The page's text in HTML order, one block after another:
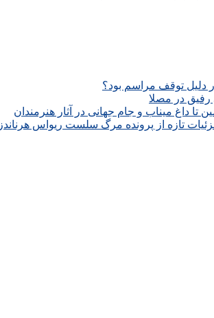
دلیل توقف مراسم بود؟
در مصلا
داغ میناب و جام جهانی در آثار هنرمندان
تازه از پرونده مرگ سلست ریواس هرناندز